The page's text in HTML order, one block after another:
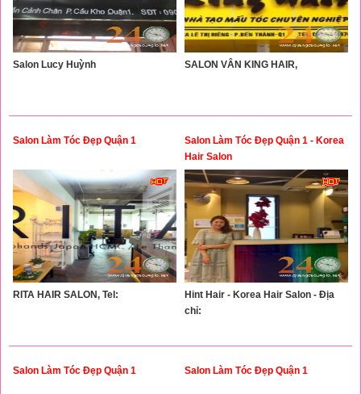
Salon Lucy Huỳnh SALON VÂN KING HAIR,
Salon Làm Tóc Đẹp Quận 1
RITA HAIR SALON, Tel:
Salon Làm Tóc Đẹp Quận 1 - Korea
Hair Salon
Hint Hair - Korea Hair Salon - Địa
chỉ:
Salon Làm Tóc Đẹp Quận 1 Salon Làm Tóc Đẹp Quận 1